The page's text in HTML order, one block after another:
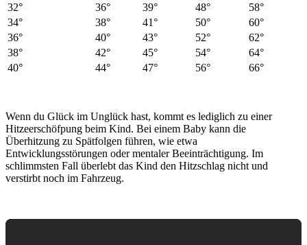
32°
36° 39° 48°
58°
34°
38° 41° 50°
60°
36°
40° 43° 52°
62°
38°
42° 45° 54°
64°
40°
44° 47° 56° 66°
Wenn du Glück im Unglück hast, kommt es lediglich zu einer
Hitzeerschöfpung beim Kind. Bei einem Baby kann die
Überhitzung zu Spätfolgen führen, wie etwa
Entwicklungsstörungen oder mentaler Beeinträchtigung. Im
schlimmsten Fall überlebt das Kind den Hitzschlag nicht und
verstirbt noch im Fahrzeug.